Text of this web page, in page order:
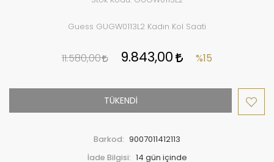
Guess GUGW0113L2 Kadın Kol Saati
11.580,00 9.843,00 %15
TÜKENDİ
Barkod: 9007011412113
İade Bilgisi: